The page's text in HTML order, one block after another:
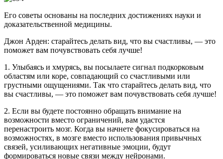
Его советы основаны на последних достижениях науки и
доказательственной медицины.
Джон Арден: старайтесь делать вид, что вы счастливы, — это
поможет вам почувствовать себя лучше!
1. Улыбаясь и хмурясь, вы посылаете сигнал подкорковым
областям или коре, совпадающий со счастливыми или
грустными ощущениями. Так что старайтесь делать вид, что
вы счастливы, — это поможет вам почувствовать себя лучше!
2. Если вы будете постоянно обращать внимание на
возможности вместо ограничений, вам удастся
перенастроить мозг. Когда вы начнете фокусироваться на
возможностях, в мозге вместо использования привычных
связей, усиливающих негативные эмоции, будут
формироваться новые связи между нейронами.